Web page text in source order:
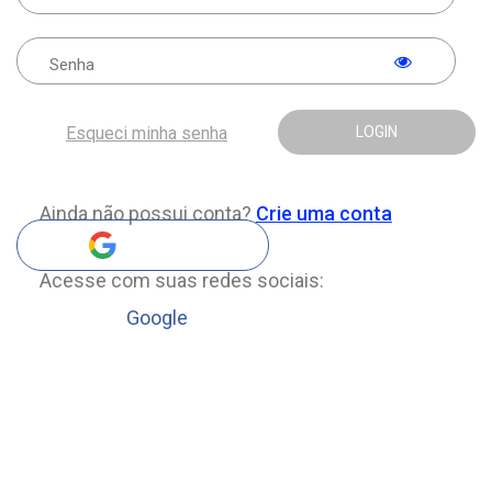
LOGIN
Esqueci minha senha
Ainda não possui conta? Crie uma conta
Acesse com suas redes sociais:
Google